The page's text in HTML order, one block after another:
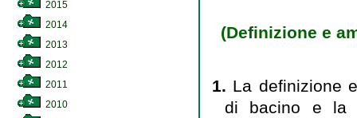
2015
2014
2013
2012
2011
2010
(Definizione e
1. La definizione
di bacino e la